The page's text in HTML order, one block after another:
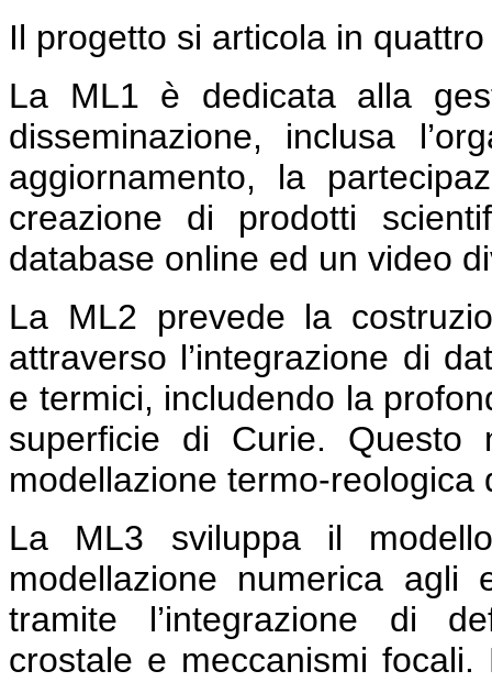
Il progetto si articola in
La ML1 è dedicata alla
disseminazione, inclusa
aggiornamento, la
creazione di prodotti
database online ed un video
La ML2 prevede la
attraverso l’integrazione di
e termici, includendo la
superficie di Curie.
modellazione termo-
La ML3 sviluppa il
modellazione numerica
tramite l’integrazione di
crostale e meccanismi